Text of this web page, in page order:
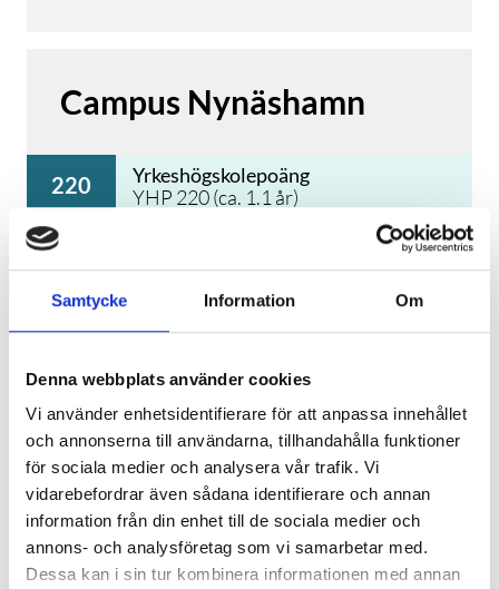
Samtycke Information Om
Denna webbplats använder cookies
Vi använder enhetsidentifierare för att anpassa innehållet
och annonserna till användarna, tillhandahålla funktioner
för sociala medier och analysera vår trafik. Vi
vidarebefordrar även sådana identifierare och annan
information från din enhet till de sociala medier och
annons- och analysföretag som vi samarbetar med.
Dessa kan i sin tur kombinera informationen med annan
säkerhet och miljö.
kommer huvudsakligen äga rum i
undervisningslokaler i Nynäshamn, till
det kommer studiebesök och eventuellt
några dagars självstudier. I utbildningen
ingår cirka 14 veckors
arbetsplatsförlagd LIA fördelat på två
perioder.
För mer information, se gärna vår
hemsida >>
Kontakt
Malin Tärnqvist Lidström
utbildningsledare
Campus Nynäshamn
220
Yrkeshögskolepoäng
YHP 220(ca. 1.1 år)
Nynäshamn
Studietakt
100%
Branscher
Utbildningsstart
Höstterminen 2026
Höstterminen 2027
Utbildningsslut
Höstterminen 2027
Vårterminen 2028